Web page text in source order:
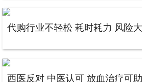
代购行业不轻松 耗时耗力 风险大
西医反对 中医认可 放血治疗可